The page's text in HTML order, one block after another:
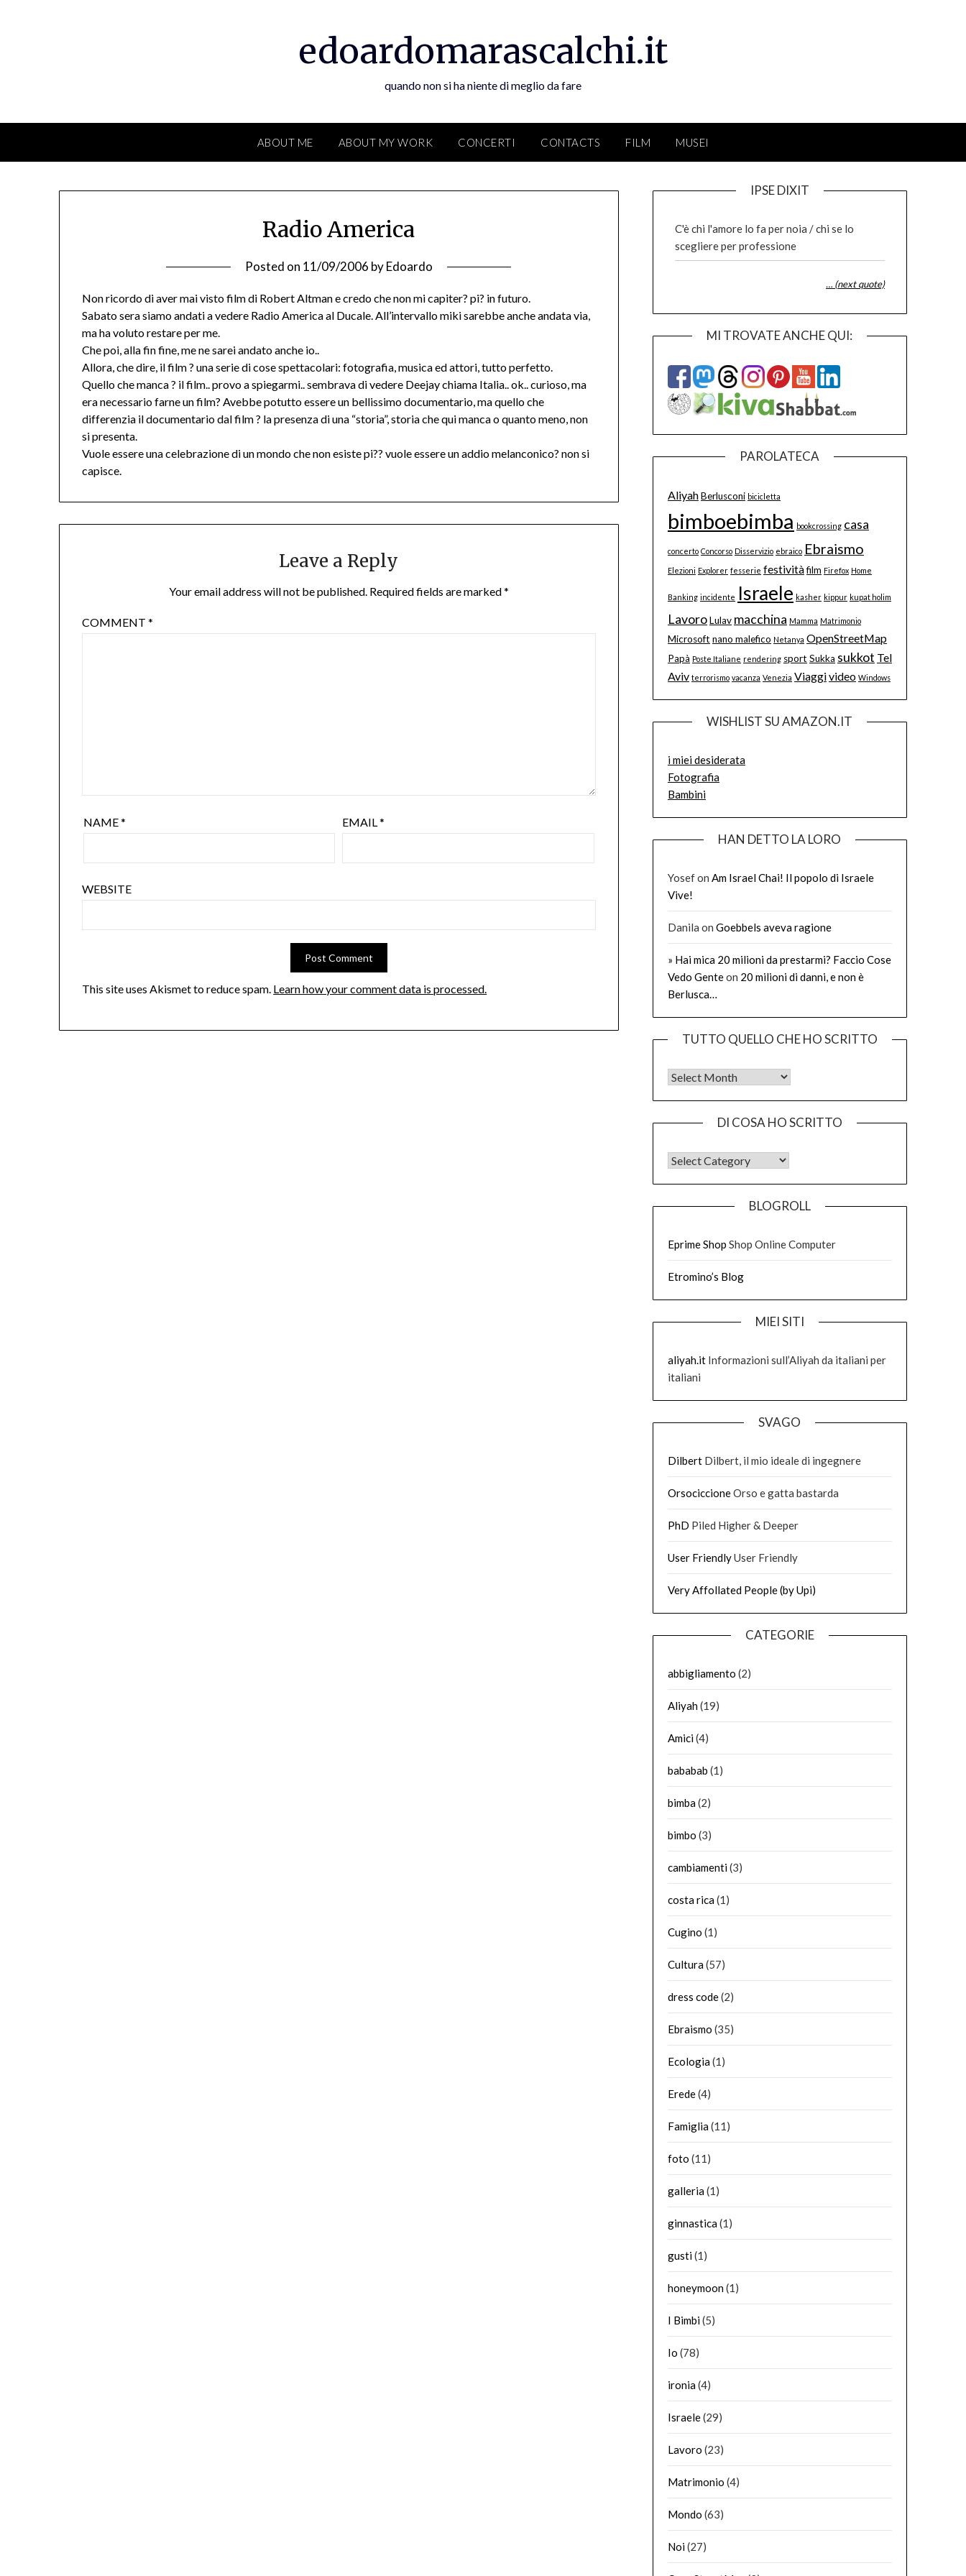
edoardomarascalchi.it
quando non si ha niente di meglio da fare
ABOUT ME ABOUT MY WORK CONCERTI CONTACTS FILM MUSEI
Radio America
Posted on 11/09/2006 byEdoardo
Non ricordo di aver mai visto film di Robert Altman e credo che non mi capiter? pi? in futuro.
Sabato sera siamo andati a vedere Radio America al Ducale. All’intervallo miki sarebbe anche andata via,
ma ha voluto restare per me.
Che poi, alla fin fine, me ne sarei andato anche io..
Allora, che dire, il film ? una serie di cose spettacolari: fotografia, musica ed attori, tutto perfetto.
Quello che manca ? il film.. provo a spiegarmi.. sembrava di vedere Deejay chiama Italia.. ok.. curioso, ma
era necessario farne un film? Avebbe potutto essere un bellissimo documentario, ma quello che
differenzia il documentario dal film ? la presenza di una “storia”, storia che qui manca o quanto meno, non
si presenta.
Vuole essere una celebrazione di un mondo che non esiste pi?? vuole essere un addio melanconico? non si
capisce.
Leave a Reply
Your email address will not be published. Required fields are marked*
COMMENT*
NAME* EMAIL*
WEBSITE
This site uses Akismet to reduce spam. Learn how your comment data is processed.
IPSE DIXIT
C'è chi l'amore lo fa per noia / chi se lo
scegliere per professione
… (next quote)
MI TROVATE ANCHE QUI:
PAROLATECA
AliyahBerlusconi bicicletta
bimboebimba bookcrossing casa
concerto Concorso Disservizio ebraico Ebraismo
Elezioni Explorer fesserie festivitàfilm Firefox Home
Banking incidente Israele kasher kippur kupat holim
LavoroLulav macchina Mamma Matrimonio
Microsoft nano malefico Netanya OpenStreetMap
Papà Poste Italiane rendering sport Sukka sukkot Tel
Aviv terrorismo vacanza Venezia Viaggivideo Windows
WISHLIST SU AMAZON.IT
i miei desiderata
Fotografia
Bambini
HAN DETTO LA LORO
Yosefon Am Israel Chai! Il popolo di Israele
Vive!
Danila on Goebbels aveva ragione
» Hai mica 20 milioni da prestarmi? Faccio Cose
Vedo Genteon 20 milioni di danni, e non è
Berlusca…
TUTTO QUELLO CHE HO SCRITTO
Tutto quello che ho scritto
DI COSA HO SCRITTO
DI COSA HO SCRITTO
BLOGROLL
Eprime Shop Shop Online Computer
Etromino’s Blog
MIEI SITI
aliyah.itInformazioni sull’Aliyah da italiani per
italiani
SVAGO
DilbertDilbert, il mio ideale di ingegnere
OrsociccioneOrso e gatta bastarda
PhD Piled Higher & Deeper
User FriendlyUser Friendly
Very Affollated People (by Upi)
CATEGORIE
abbigliamento (2)
Aliyah(19)
Amici(4)
bababab (1)
bimba(2)
bimbo (3)
cambiamenti(3)
costa rica(1)
Cugino (1)
Cultura(57)
dress code(2)
Ebraismo (35)
Ecologia(1)
Erede(4)
Famiglia(11)
foto (11)
galleria(1)
ginnastica(1)
gusti(1)
honeymoon(1)
I Bimbi(5)
Io (78)
ironia(4)
Israele(29)
Lavoro (23)
Matrimonio (4)
Mondo (63)
Noi(27)